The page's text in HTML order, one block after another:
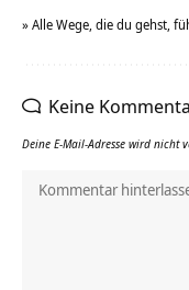
» Alle Wege, die du gehst,
Keine
Deine E-Mail-Adresse wird nicht